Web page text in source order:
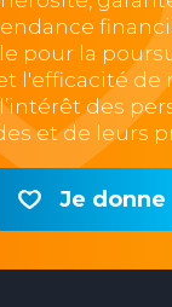
pour la
l'efficacité de
des
et de leurs
Je donne